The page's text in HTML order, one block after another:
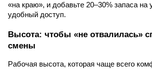
«на краю», и добавьте 20–30% запаса
удобный доступ.
Высота: чтобы «не отвалилась»
смены
Рабочая высота, которая чаще всего